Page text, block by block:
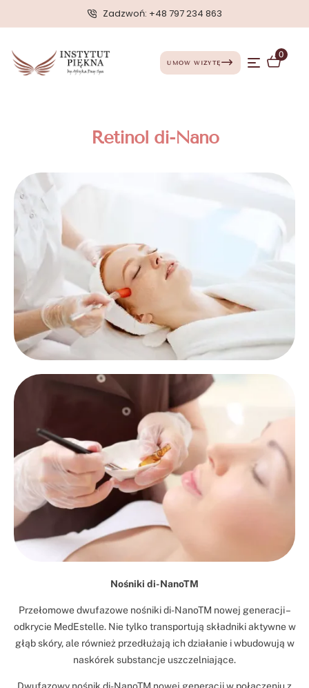
Zadzwoń: +48 797 234 863
UMÓW WIZYTĘ
0
Retinol di-Nano
Nośniki di-NanoTM
Przełomowe dwufazowe nośniki di-NanoTM nowej generacji –
odkrycie MedEstelle. Nie tylko transportują składniki aktywne w
głąb skóry, ale również przedłużają ich działanie i wbudowują w
naskórek substancje uszczelniające.